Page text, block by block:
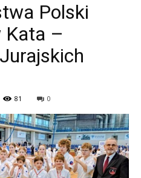
Polski
Kata –
81 0